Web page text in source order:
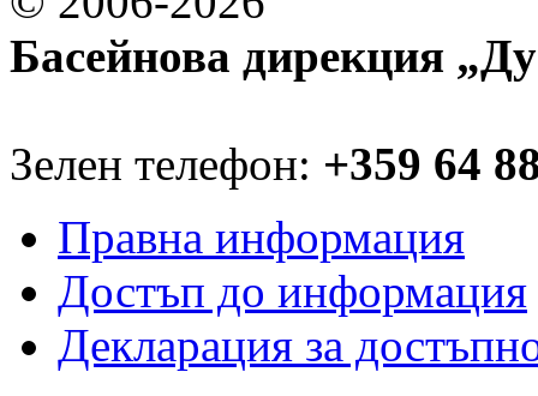
Басейнова дирекция
Зелен телефон: +359 64
Правна информация
Достъп до информация
Декларация за